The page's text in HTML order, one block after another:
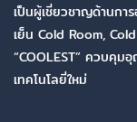
เป็นผู้เชี่ยวชาญด้านก
เย็น Cold Room,
“COOLEST” ควบคุ
เทคโนโลยี่ใหม่